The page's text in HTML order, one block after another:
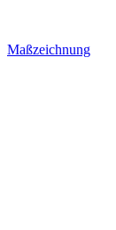
Maßzeichnung